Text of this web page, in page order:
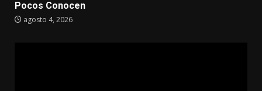
Pocos Conocen
agosto 4, 2026